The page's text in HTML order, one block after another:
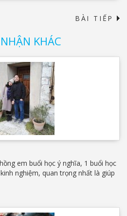
BÀI TIẾP →
KHÁC
em buổi học ý nghĩa, 1 buổi học
nghiệm, quan trọng nhất là giúp